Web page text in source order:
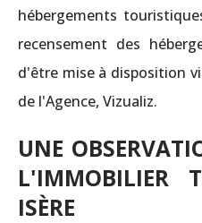
hébergements
recensement des
d'être mise à disposition
de l'Agence, Vizualiz.
UNE
L'IMMOBILIER
ISÈRE